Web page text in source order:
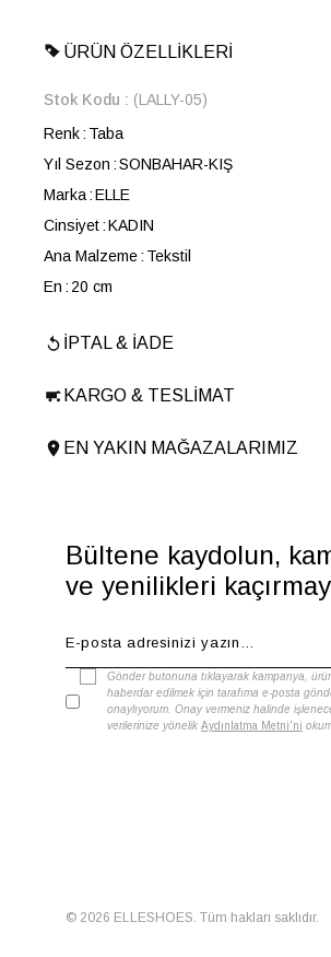
ÜRÜN ÖZELLIKLERI
Stok Kodu
(LALLY-05)
Renk Taba
Yıl Sezon SONBAHAR-KIŞ
Marka ELLE
Cinsiyet KADIN
Ana Malzeme Tekstil
En
20 cm
Derinlik 9 cm
Ürün Grubu CANTA
İPTAL & İADE
KARGO & TESLIMAT
EN YAKIN MAĞAZALARIMIZ
Bültene kaydolun,
ve yenilikleri
Gönder butonuna tıklayarak kampanya,
haberdar edilmek için tarafıma e-posta
onaylıyorum. Onay vermeniz halinde
verilerinize yönelik Aydınlatma Metni'ni
© 2026 ELLESHOES. Tüm hakları saklıdır.